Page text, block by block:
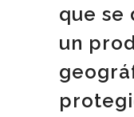
que se
un